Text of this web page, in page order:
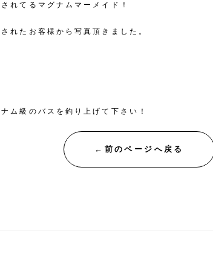
れてるマグナムマーメイド！
れたお客様から写真頂きました。
ム級のバスを釣り上げて下さい！
←前のページへ戻る